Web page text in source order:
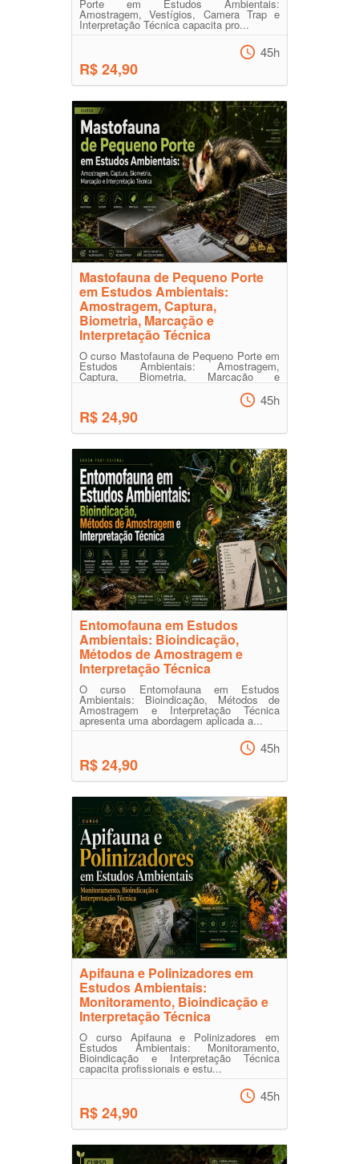
Porte em Estudos Ambientais:
Amostragem, Vestígios, Camera Trap e
Interpretação Técnica capacita pro...
R$ 24,90
45h
Mastofauna de Pequeno Porte
em Estudos Ambientais:
Amostragem, Captura,
Biometria, Marcação e
Interpretação Técnica
O curso Mastofauna de Pequeno Porte em
Estudos Ambientais: Amostragem,
Captura, Biometria, Marcação e
Interpretação Técnica foi desenvolv...
R$ 24,90
45h
Entomofauna em Estudos
Ambientais: Bioindicação,
Métodos de Amostragem e
Interpretação Técnica
O curso Entomofauna em Estudos
Ambientais: Bioindicação, Métodos de
Amostragem e Interpretação Técnica
apresenta uma abordagem aplicada a...
R$ 24,90
45h
Apifauna e Polinizadores em
Estudos Ambientais:
Monitoramento, Bioindicação e
Interpretação Técnica
O curso Apifauna e Polinizadores em
Estudos Ambientais: Monitoramento,
Bioindicação e Interpretação Técnica
capacita profissionais e estu...
R$ 24,90
45h